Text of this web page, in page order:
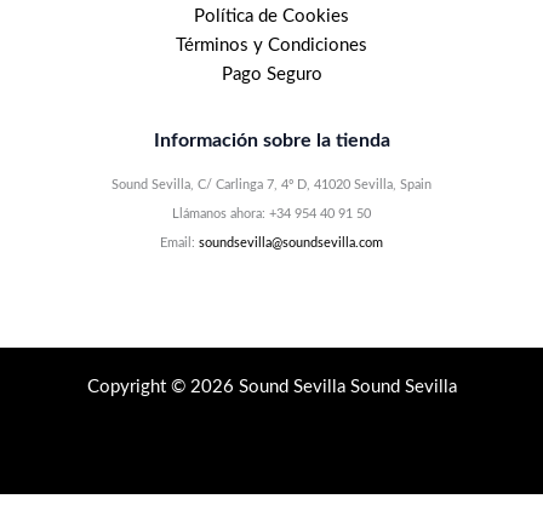
Política de Cookies
Términos y Condiciones
Pago Seguro
Información sobre la tienda
Sound Sevilla, C/ Carlinga 7, 4º D, 41020 Sevilla, Spain
Llámanos ahora: +34 954 40 91 50
Email: soundsevilla@soundsevilla.com
Copyright © 2026 Sound Sevilla Sound Sevilla